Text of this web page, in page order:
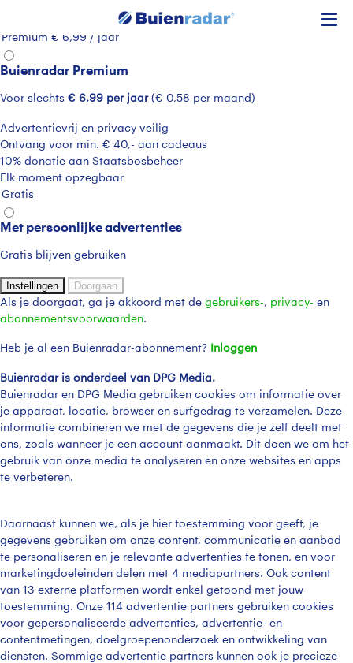
Premium € 6,99 / jaar
Buienradar Premium
Voor slechts € 6,99 per jaar(€ 0,58 per maand)
Advertentievrij en privacy veilig
Ontvang voor min. € 40,- aan cadeaus
10% donatie aan Staatsbosbeheer
Elk moment opzegbaar
Gratis
Met persoonlijke advertenties
Gratis blijven gebruiken
Instellingen Doorgaan
Als je doorgaat, ga je akkoord met de gebruikers-, privacy- en
abonnementsvoorwaarden.
Heb je al een Buienradar-abonnement? Inloggen
Buienradar is onderdeel van DPG Media.
Buienradar en DPG Media gebruiken cookies om informatie over
je apparaat, locatie, browser en surfgedrag te verzamelen. Deze
informatie combineren we met de gegevens die je zelf deelt met
ons, zoals wanneer je een account aanmaakt. Dit doen we om het
gebruik van onze media te analyseren en onze websites en apps
te verbeteren.
Daarnaast kunnen we, als je hier toestemming voor geeft, je
gegevens gebruiken om onze content, communicatie en aanbod
te personaliseren en je relevante advertenties te tonen, en voor
marketingdoeleinden delen met 4 mediapartners. Ook content
van 13 externe platformen wordt enkel getoond met jouw
toestemming. Onze 114 advertentie partners gebruiken cookies
voor gepersonaliseerde advertenties, advertentie- en
contentmetingen, doelgroepenonderzoek en ontwikkeling van
diensten. Sommige advertentie partners kunnen ook je precieze